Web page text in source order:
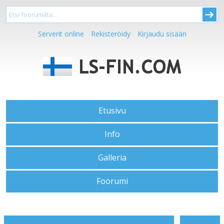
Serverit online Rekisteröidy Kirjaudu sisään
Etusivu
Info
Galleria
Foorumi